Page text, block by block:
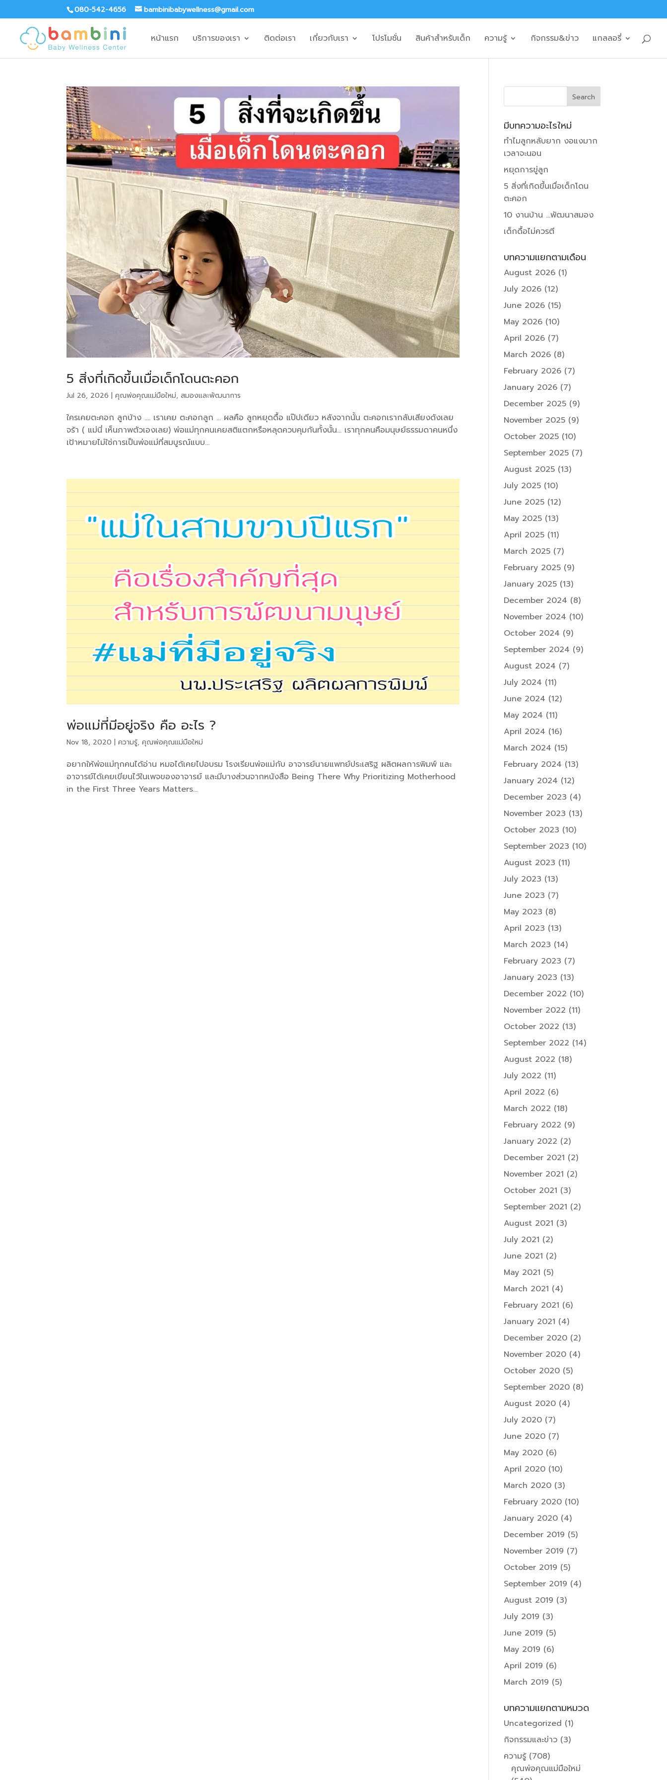
080-542-4656 bambinibabywellness@gmail.com
หน้าแรก บริการของเรา ติดต่อเรา เกี่ยวกับเรา โปรโมชั่น สินค้าสำหรับเด็ก ความรู้ กิจกรรม&ข่าว แกลลอรี่
5 สิ่งที่เกิดขึ้นเมื่อเด็กโดนตะคอก
Jul 26, 2026 |คุณพ่อคุณแม่มือใหม่,สมองและพัฒนาการ
ใครเคยตะคอก ลูกบ้าง …. เราเคย ตะคอกลูก … ผลคือ ลูกหยุดดื้อ แป๊ปเดียว หลังจากนั้น ตะคอกเรากลับเสียงดังเลย
จร้า ( แม่นี่ เห็นภาพตัวเองเลย) พ่อแม่ทุกคนเคยสติแตกหรือหลุดควบคุมกันทั้งนั้น… เราทุกคนคือมนุษย์ธรรมดาคนหนึ่ง
เป้าหมายไม่ใช่การเป็นพ่อแม่ที่สมบูรณ์แบบ...
พ่อแม่ที่มีอยู่จริง คือ อะไร ?
Nov 18, 2020 |ความรู้,คุณพ่อคุณแม่มือใหม่
อยากให้พ่อแม่ทุกคนได้อ่าน หมอได้เคยไปอบรม โรงเรียนพ่อแม่กับ อาจารย์นายแพทย์ประเสริฐ ผลิตผลการพิมพ์ และ
อาจารย์ได้เคยเขียนไว้ในเพจของอาจารย์ และมีบางส่วนจากหนังสือ Being There Why Prioritizing Motherhood
in the First Three Years Matters...
มีบทความอะไรใหม่
ทำไมลูกหลับยาก งอแงมาก
เวลาจะนอน
หยุดการขู่ลูก
5 สิ่งที่เกิดขึ้นเมื่อเด็กโดน
ตะคอก
10 งานบ้าน …พัฒนาสมอง
เด็กดื้อไม่ควรตี
บทความแยกตามเดือน
August 2026 (1)
July 2026 (12)
June 2026 (15)
May 2026 (10)
April 2026 (7)
March 2026 (8)
February 2026 (7)
January 2026 (7)
December 2025 (9)
November 2025 (9)
October 2025 (10)
September 2025 (7)
August 2025 (13)
July 2025 (10)
June 2025 (12)
May 2025 (13)
April 2025 (11)
March 2025 (7)
February 2025 (9)
January 2025 (13)
December 2024 (8)
November 2024 (10)
October 2024 (9)
September 2024 (9)
August 2024 (7)
July 2024 (11)
June 2024 (12)
May 2024 (11)
April 2024 (16)
March 2024 (15)
February 2024 (13)
January 2024 (12)
December 2023 (4)
November 2023 (13)
October 2023 (10)
September 2023 (10)
August 2023 (11)
July 2023 (13)
June 2023 (7)
May 2023 (8)
April 2023 (13)
March 2023 (14)
February 2023 (7)
January 2023 (13)
December 2022 (10)
November 2022 (11)
October 2022 (13)
September 2022 (14)
August 2022 (18)
July 2022 (11)
April 2022 (6)
March 2022 (18)
February 2022 (9)
January 2022 (2)
December 2021 (2)
November 2021 (2)
October 2021 (3)
September 2021 (2)
August 2021 (3)
July 2021 (2)
June 2021 (2)
May 2021 (5)
March 2021 (4)
February 2021 (6)
January 2021 (4)
December 2020 (2)
November 2020 (4)
October 2020 (5)
September 2020 (8)
August 2020 (4)
July 2020 (7)
June 2020 (7)
May 2020 (6)
April 2020 (10)
March 2020 (3)
February 2020 (10)
January 2020 (4)
December 2019 (5)
November 2019 (7)
October 2019 (5)
September 2019 (4)
August 2019 (3)
July 2019 (3)
June 2019 (5)
May 2019 (6)
April 2019 (6)
March 2019 (5)
บทความแยกตามหมวด
Uncategorized (1)
กิจกรรมและข่าว (3)
ความรู้(708)
คุณพ่อคุณแม่มือใหม่